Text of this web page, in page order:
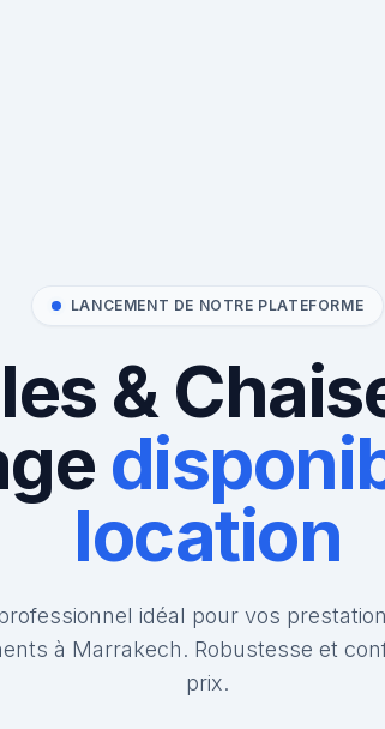
LANCEMENT DE NOTRE PLATEFORME
&
location
idéal pour vos
à Marrakech. Robustesse et
prix.